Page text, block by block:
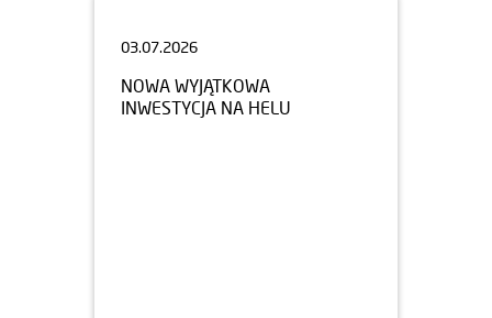
NOWA WYJĄTKOWA
INWESTYCJA NA HELU